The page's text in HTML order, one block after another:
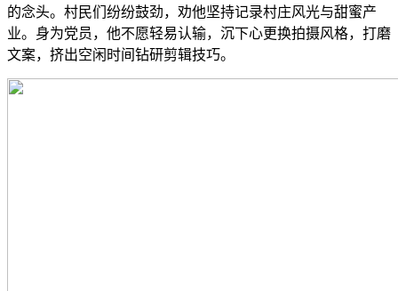
的念头。村民们纷纷鼓劲，劝他坚持记录村庄风光与甜蜜产
业。身为党员，他不愿轻易认输，沉下心更换拍摄风格，打磨
文案，挤出空闲时间钻研剪辑技巧。